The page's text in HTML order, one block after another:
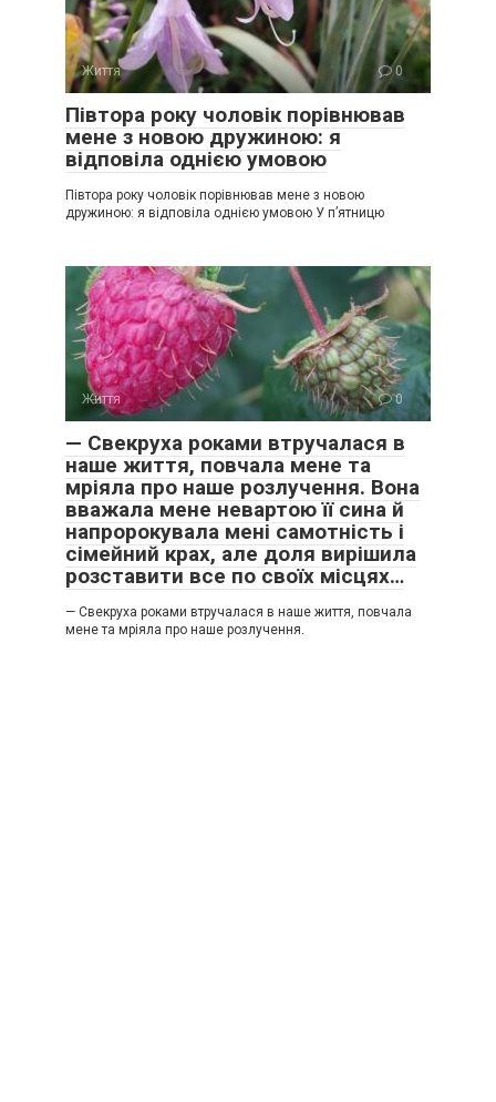
Життя 0
Півтора року чоловік порівнював
мене з новою дружиною: я
відповіла однією умовою
Півтора року чоловік порівнював мене з новою
дружиною: я відповіла однією умовою У п’ятницю
Життя 0
— Свекруха роками втручалася в
наше життя, повчала мене та
мріяла про наше розлучення. Вона
вважала мене невартою її сина й
напророкувала мені самотність і
сімейний крах, але доля вирішила
розставити все по своїх місцях…
— Свекруха роками втручалася в наше життя, повчала
мене та мріяла про наше розлучення.